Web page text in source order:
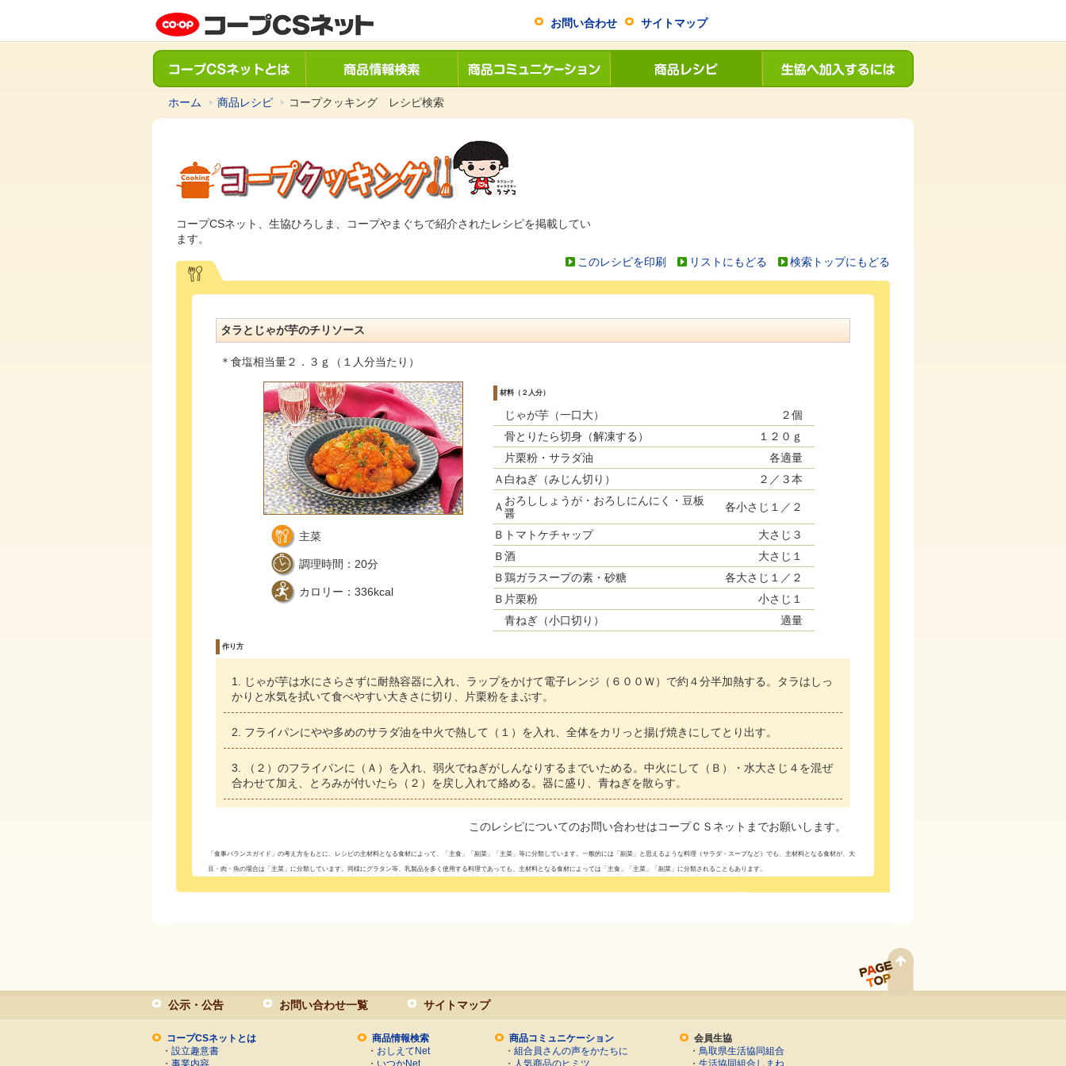
サイトマップ
お問い合わせ
ホーム 商品レシピ コープクッキング レシピ検索
コープCSネット、生協ひろしま、コープやまぐちで紹介されたレシピを掲載してい
ます。
このレシピを印刷
リストにもどる 検索トップにもどる
タラとじゃが芋のチリソース
＊食塩相当量２．３ｇ（１人分当たり）
主菜
調理時間：20分
カロリー：336kcal
材料（２人分）
じゃが芋（一口大）
２個
骨とりたら切身（解凍する）
１２０ｇ
片栗粉・サラダ油
各適量
Ａ 白ねぎ（みじん切り） ２／３本
Ａ おろししょうが・おろしにんにく・豆板
醤
各小さじ１／２
Ｂ トマトケチャップ
大さじ３
Ｂ酒
大さじ１
Ｂ鶏ガラスープの素・砂糖
各大さじ１／２
Ｂ 片栗粉
小さじ１
青ねぎ（小口切り）
適量
作り方
じゃが芋は水にさらさずに耐熱容器に入れ、ラップをかけて電子レンジ（６００Ｗ）で約４分半加熱する。タラはしっ
かりと水気を拭いて食べやすい大きさに切り、片栗粉をまぶす。
フライパンにやや多めのサラダ油を中火で熱して（１）を入れ、全体をカリっと揚げ焼きにしてとり出す。
（２）のフライパンに（Ａ）を入れ、弱火でねぎがしんなりするまでいためる。中火にして（Ｂ）・水大さじ４を混ぜ
合わせて加え、とろみが付いたら（２）を戻し入れて絡める。器に盛り、青ねぎを散らす。
このレシピについてのお問い合わせはコープＣＳネットまでお願いします。
「食事バランスガイド」の考え方をもとに、レシピの主材料となる食材によって、「主食」「副菜」「主菜」等に分類しています。一般的には「副菜」と思えるような料理（サラダ・スープなど）でも、主材料となる食材が、大
豆・肉・魚の場合は「主菜」に分類しています。同様にグラタン等、乳製品を多く使用する料理であっても、主材料となる食材によっては「主食」「主菜」「副菜」に分類されることもあります。
公示・公告 お問い合わせ一覧 サイトマップ
コープCSネットとは
・ 設立趣意書
・ 事業内容
商品情報検索
・ おしえてNet
・ いつかNet
商品コミュニケーション
・ 組合員さんの声をかたちに
・ 人気商品のヒミツ
会員生協
・ 鳥取県生活協同組合
・ 生活協同組合しまね